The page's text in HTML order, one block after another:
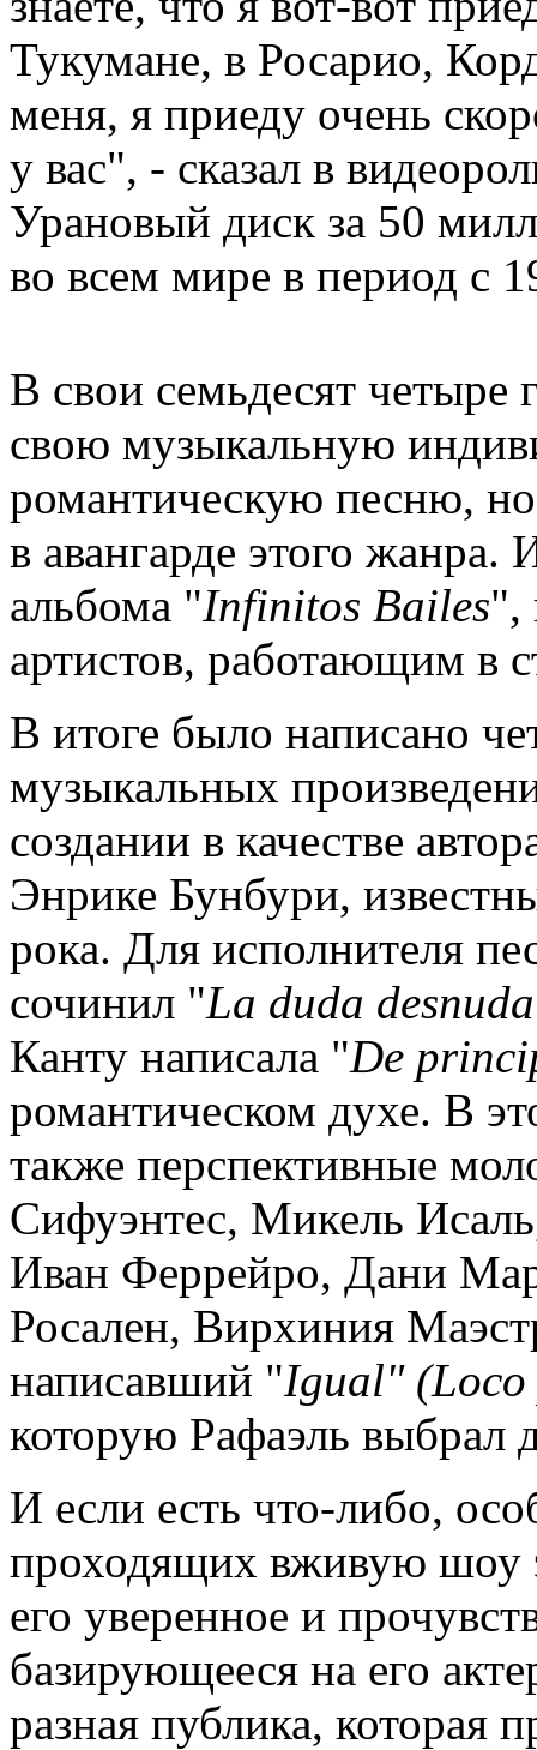
Тукумане, в Росарио,
меня, я приеду очень
у вас", - сказал в
Урановый диск за 50
во всем мире в период с
В свои семьдесят четыре
свою музыкальную
романтическую песню,
в авангарде этого жанра.
альбома "Infinitos Bailes",
артистов, работающим в
В итоге было написано
музыкальных
создании в качестве
Энрике Бунбури,
рока. Для исполнителя
сочинил "La duda desnuda
Канту написала "De
романтическом духе. В
также перспективные
Сифуэнтес, Микель
Иван Феррейро, Дани
Росален, Вирхиния
написавший "Igual" (Loco
которую Рафаэль выбрал
И если есть что-либо,
проходящих вживую шоу
его уверенное и
базирующееся на его
разная публика, которая